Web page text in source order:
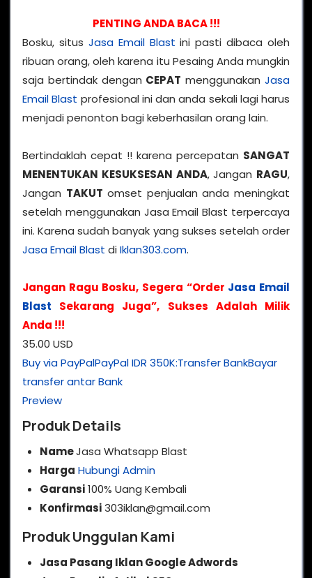
PENTING ANDA BACA !!!
Bosku, situs Jasa Email Blast ini pasti dibaca oleh
ribuan orang, oleh karena itu Pesaing Anda mungkin
saja bertindak dengan CEPAT menggunakanJasa
Email Blast profesional ini dan anda sekali lagi harus
menjadi penonton bagi keberhasilan orang lain.
Bertindaklah cepat !! karena percepatan SANGAT
MENENTUKAN KESUKSESAN ANDA, Jangan RAGU,
Jangan TAKUT omset penjualan anda meningkat
setelah menggunakan Jasa Email Blast terpercaya
ini. Karena sudah banyak yang sukses setelah order
Jasa Email Blast diIklan303.com.
Jangan Ragu Bosku, Segera “Order Jasa Email
Blast Sekarang Juga”, Sukses Adalah Milik
Anda !!!
35.00 USD
Buy via PayPalPayPalIDR 350K:Transfer BankBayar
transfer antar Bank
Preview
Produk Details
NameJasa Whatsapp Blast
Harga Hubungi Admin
Garansi100% Uang Kembali
Konfirmasi303iklan@gmail.com
Produk Unggulan Kami
Jasa Pasang Iklan Google Adwords